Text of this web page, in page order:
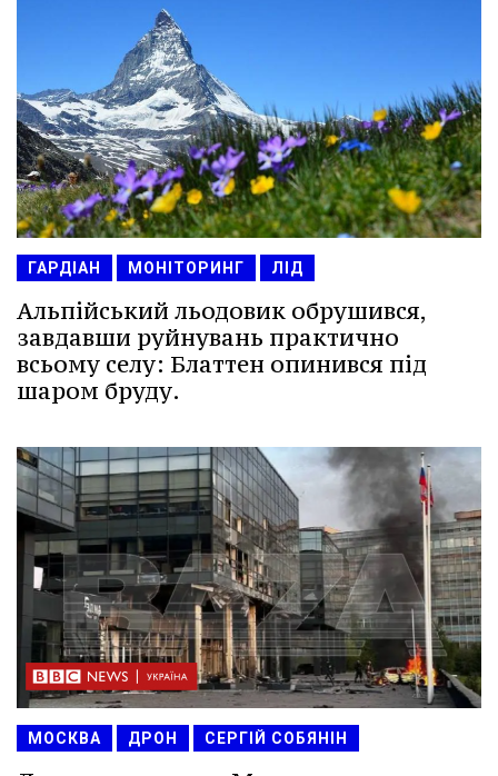
ГАРДІАН МОНІТОРИНГ ЛІД
Альпійський льодовик обрушився,
завдавши руйнувань практично
всьому селу: Блаттен опинився під
шаром бруду.
МОСКВА ДРОН СЕРГІЙ СОБЯНІН